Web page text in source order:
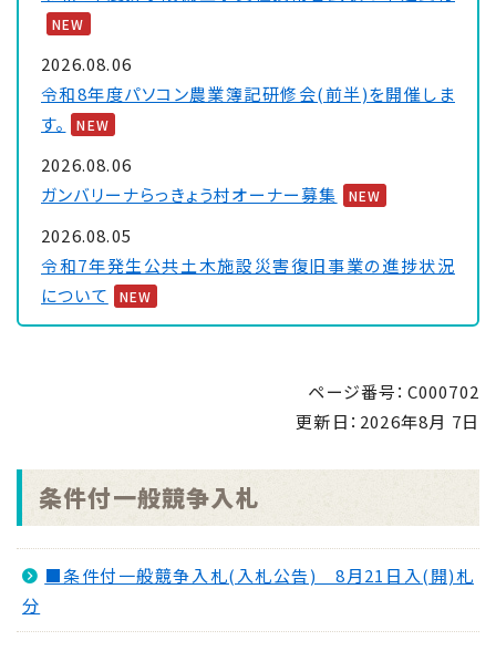
NEW
2026.08.06
令和8年度パソコン農業簿記研修会(前半)を開催しま
す。
NEW
2026.08.06
ガンバリーナらっきょう村オーナー募集
NEW
2026.08.05
令和7年発生公共土木施設災害復旧事業の進捗状況
について
NEW
■条件付一般競争入札(総合評価方式) 8月24日入
(開)札分 NEW
2026.07.31
NEW
■条件付一般競争入札(入札公告) 8月21日入(開)
ページ番号：C000702
更新日： 2026年8月 7日
条件付一般競争入札
■条件付一般競争入札(入札公告) 8月21日入(開)札
分